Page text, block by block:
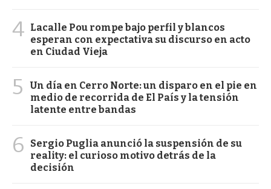
4 Lacalle Pou rompe bajo perfil y blancos
esperan con expectativa su discurso en acto
en Ciudad Vieja
5
Un día en Cerro Norte: un disparo en el pie en
medio de recorrida de El País y la tensión
latente entre bandas
6
Sergio Puglia anunció la suspensión de su
reality: el curioso motivo detrás de la
decisión